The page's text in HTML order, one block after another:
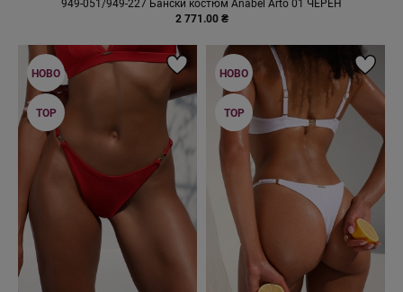
949-051/949-227 Бански костюм Anabel Arto 01 ЧЕРЕН
2 771.00 ₴
НОВО
TOP
НОВО
TOP